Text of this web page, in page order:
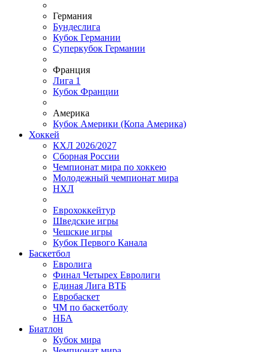
Германия
Бундеслига
Кубок Германии
Суперкубок Германии
Франция
Лига 1
Кубок Франции
Америка
Кубок Америки (Копа Америка)
Хоккей
КХЛ 2026/2027
Сборная России
Чемпионат мира по хоккею
Молодежный чемпионат мира
НХЛ
Еврохоккейтур
Шведские игры
Чешские игры
Кубок Первого Канала
Баскетбол
Евролига
Финал Четырех Евролиги
Единая Лига ВТБ
Евробаскет
ЧМ по баскетболу
НБА
Биатлон
Кубок мира